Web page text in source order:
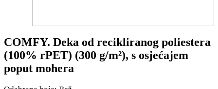
COMFY. Deka od recikliranog poliestera
(100% rPET) (300 g/m²), s osjećajem
poput mohera